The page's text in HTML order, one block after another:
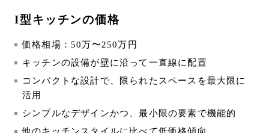
I型キッチンの価格
価格相場：50万〜250万円
キッチンの設備が壁に沿って一直線に配置
コンパクトな設計で、限られたスペースを最大限に
活用
シンプルなデザインかつ、最小限の要素で機能的